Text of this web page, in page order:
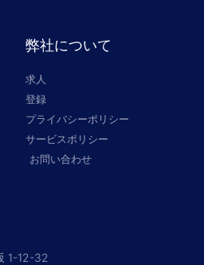
弊社について
求人
登録
プライバシーポリシー
サービスポリシー
お問い合わせ
1-12-32